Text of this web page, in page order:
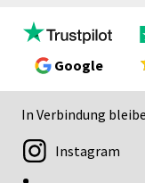
Google
In Verbindung
Instagram